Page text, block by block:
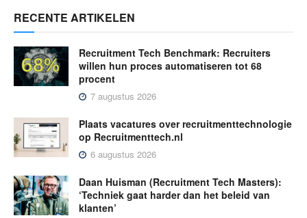
RECENTE ARTIKELEN
Recruitment Tech Benchmark: Recruiters
willen hun proces automatiseren tot 68
procent
7 augustus 2026
Plaats vacatures over recruitmenttechnologie
op Recruitmenttech.nl
6 augustus 2026
Daan Huisman (Recruitment Tech Masters):
‘Techniek gaat harder dan het beleid van
klanten’